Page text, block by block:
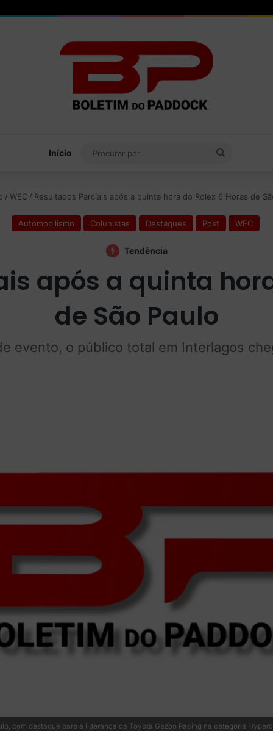
Início
/ WEC / Resultados Parciais após a quinta hora do Rolex 6 Horas de
Automobilismo Colunistas Destaques Post WEC
Tendência
após a quinta
de São Paulo
evento, o público total em Interlagos
com destaque para a liderança da Toyota Gazoo Racing na categoria